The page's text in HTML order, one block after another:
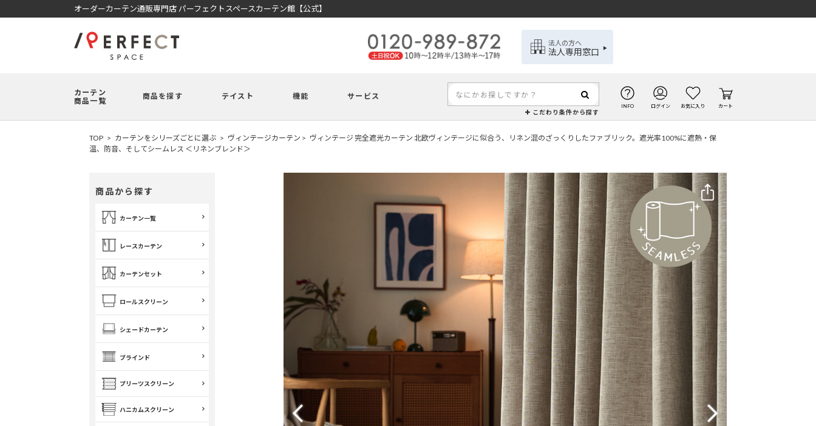
オーダーカーテン通販専門店 パーフェクトスペースカーテン館【公式】
法人の方へ
法人専用窓口
カーテン
商品一覧
商品を探す テイスト 機能 サービス
こだわり条件から探す
INFO ログイン お気に入り カート
TOP カーテンをシリーズごとに選ぶ ヴィンテージカーテン
ヴィンテージ 完全遮光カーテン 北欧ヴィンテージに似合う、リネン混のざっくりしたファブリック。遮光率100%に遮熱・保
温、防音、そしてシームレス ＜リネンブレンド＞
商品から探す
カーテン一覧
レースカーテン
カーテンセット
ロールスクリーン
シェードカーテン
ブラインド
プリーツスクリーン
ハニカムスクリーン